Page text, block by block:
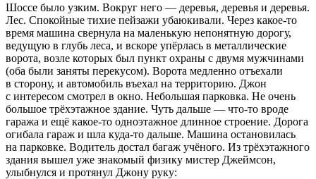
Шоссе было узким. Вокруг него — деревья, деревья и деревья.
Лес. Спокойные тихие пейзажи убаюкивали. Через какое-то
время машина свернула на маленькую непонятную дорогу,
ведущую в глубь леса, и вскоре упёрлась в металлические
ворота, возле которых был пункт охраны с двумя мужчинами
(оба были заняты перекусом). Ворота медленно отъехали
в сторону, и автомобиль въехал на территорию. Джон
с интересом смотрел в окно. Небольшая парковка. Не очень
большое трёхэтажное здание. Чуть дальше — что-то вроде
гаража и ещё какое-то одноэтажное длинное строение. Дорога
огибала гараж и шла куда-то дальше. Машина остановилась
на парковке. Водитель достал багаж учёного. Из трёхэтажного
здания вышел уже знакомый физику мистер Джеймсон,
улыбнулся и протянул Джону руку: